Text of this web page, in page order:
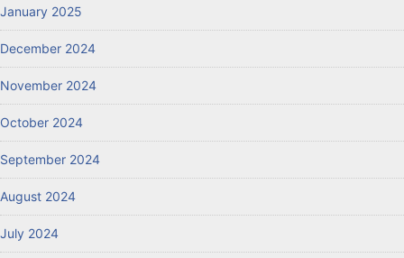
January 2025
December 2024
November 2024
October 2024
September 2024
August 2024
July 2024